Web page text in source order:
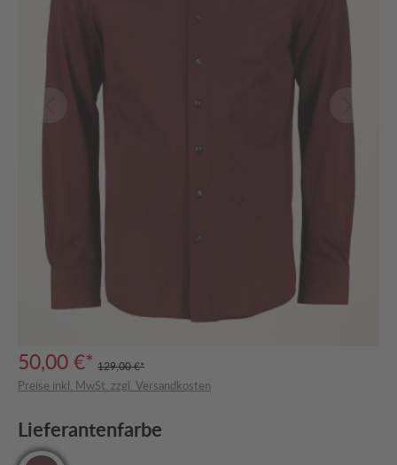
50,00 €* 129,00 €*
Preise inkl. MwSt. zzgl. Versandkosten
Lieferantenfarbe